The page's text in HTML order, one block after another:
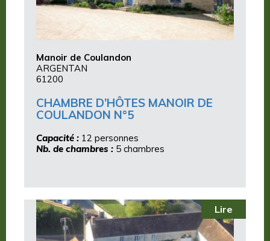
Manoir de Coulandon
ARGENTAN
61200
CHAMBRE D’HÔTES MANOIR DE
COULANDON N°5
Capacité : 12 personnes
Nb. de chambres : 5 chambres
Lire